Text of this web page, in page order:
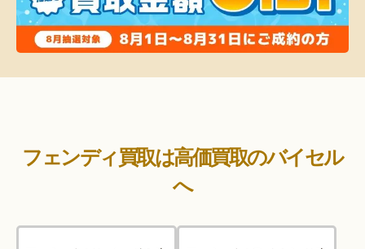
フェンディ買取は高価買取のバイセル
へ